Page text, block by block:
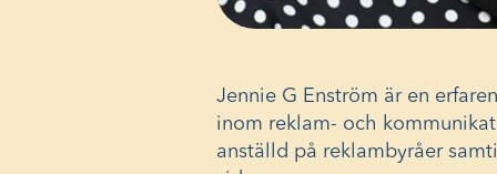
Jennie G Enström är en
inom reklam- och
anställd på reklambyråer